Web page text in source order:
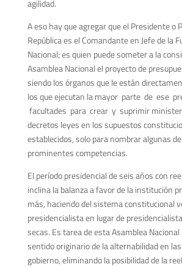
agilidad.
A eso hay que agregar que el Presidente o
República es el Comandante en Jefe de la
Nacional; es quien puede someter a la
Asamblea Nacional el proyecto de
siendo los órganos que le están
los que ejecutan la mayor parte de ese
facultades para crear y suprimir
decretos leyes en los supuestos
establecidos, solo para nombrar algunas
prominentes competencias.
El período presidencial de seis años con
inclina la balanza a favor de la institución
más, haciendo del sistema constitucional
presidencialista en lugar de
secas. Es tarea de esta Asamblea
sentido originario de la alternabilidad en
gobierno, eliminando la posibilidad de la